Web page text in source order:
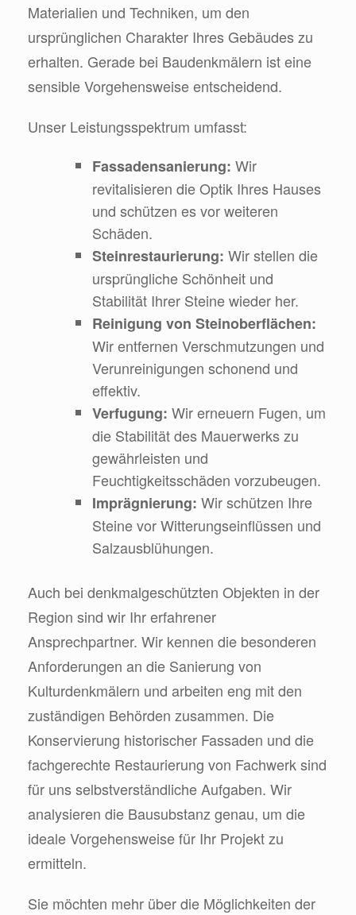
Materialien und Techniken, um den
ursprünglichen Charakter Ihres Gebäudes zu
erhalten. Gerade bei Baudenkmälern ist eine
sensible Vorgehensweise entscheidend.
Unser Leistungsspektrum umfasst:
Fassadensanierung: Wir
revitalisieren die Optik Ihres Hauses
und schützen es vor weiteren
Schäden.
Steinrestaurierung: Wir stellen die
ursprüngliche Schönheit und
Stabilität Ihrer Steine wieder her.
Reinigung von Steinoberflächen:
Wir entfernen Verschmutzungen und
Verunreinigungen schonend und
effektiv.
Verfugung: Wir erneuern Fugen, um
die Stabilität des Mauerwerks zu
gewährleisten und
Feuchtigkeitsschäden vorzubeugen.
Imprägnierung: Wir schützen Ihre
Steine vor Witterungseinflüssen und
Salzausblühungen.
Auch bei denkmalgeschützten Objekten in der
Region sind wir Ihr erfahrener
Ansprechpartner. Wir kennen die besonderen
Anforderungen an die Sanierung von
Kulturdenkmälern und arbeiten eng mit den
zuständigen Behörden zusammen. Die
Konservierung historischer Fassaden und die
fachgerechte Restaurierung von Fachwerk sind
für uns selbstverständliche Aufgaben. Wir
analysieren die Bausubstanz genau, um die
ideale Vorgehensweise für Ihr Projekt zu
ermitteln.
Sie möchten mehr über die Möglichkeiten der